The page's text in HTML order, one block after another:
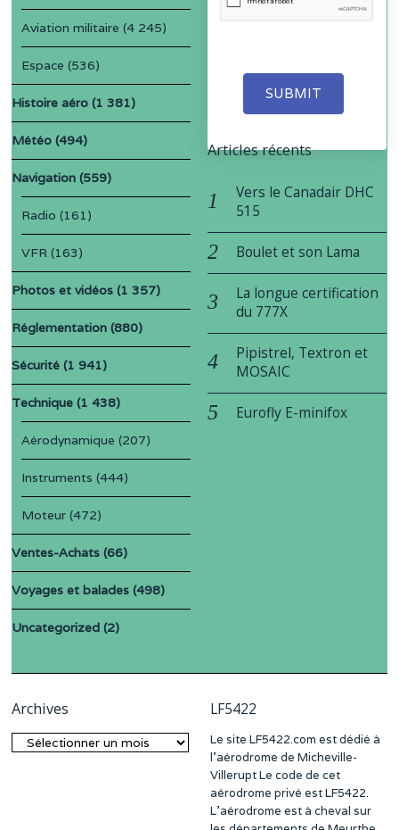
SUBMIT
Aviation militaire (4 245)
Espace (536)
Histoire aéro (1 381)
Météo (494)
Navigation (559)
Radio (161)
VFR (163)
Photos et vidéos (1 357)
Réglementation (880)
Sécurité (1 941)
Technique (1 438)
Aérodynamique (207)
Instruments (444)
Moteur (472)
Ventes-Achats (66)
Voyages et balades (498)
Uncategorized (2)
Articles récents
Vers le Canadair DHC
515
Boulet et son Lama
La longue certification
du 777X
Pipistrel, Textron et
MOSAIC
Eurofly E-minifox
Archives
Archives
LF5422
Le site LF5422.com est dédié à
l’aérodrome de Micheville-
Villerupt Le code de cet
aérodrome privé est LF5422.
L’aérodrome est à cheval sur